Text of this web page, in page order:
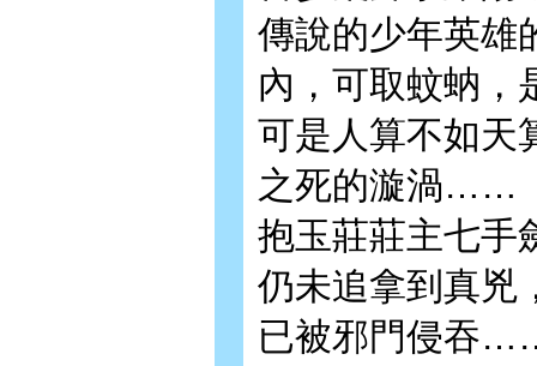
傳說的少年英雄
內，可取蚊蚋，
可是人算不如天
之死的漩渦……
抱玉莊莊主七手
仍未追拿到真兇
已被邪門侵吞